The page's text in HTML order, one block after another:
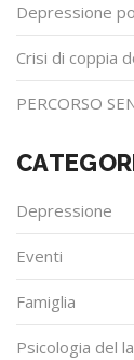
Depressione
Crisi di coppia
PERCORSO
Depressione
Eventi
Famiglia
Psicologia del